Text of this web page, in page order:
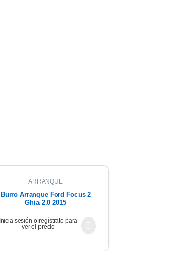
ARRANQUE
Burro Arranque Ford Focus 2
Ghia 2.0 2015
Inicia sesión o regístrate para
ver el precio